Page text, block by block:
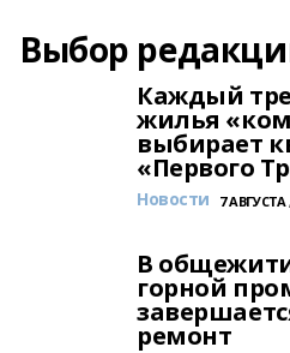
Выбор
Каждый
жилья
выбирает
«Первого
Новости 7 АВГУСТА
В
горной
ремонт